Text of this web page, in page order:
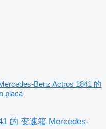
Benz Actros 1841 的
placa
的 变速箱 Mercedes-